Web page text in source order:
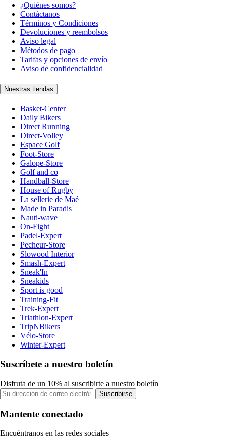
¿Quiénes somos?
Contáctanos
Términos y Condiciones
Devoluciones y reembolsos
Aviso legal
Métodos de pago
Tarifas y opciones de envío
Aviso de confidencialidad
Nuestras tiendas
Basket-Center
Daily Bikers
Direct Running
Direct-Volley
Espace Golf
Foot-Store
Galope-Store
Golf and co
Handball-Store
House of Rugby
La sellerie de Maé
Made in Paradis
Nauti-wave
On-Fight
Padel-Expert
Pecheur-Store
Slowood Interior
Smash-Expert
Sneak'In
Sneakids
Sport is good
Training-Fit
Trek-Expert
Triathlon-Expert
TripNBikers
Vélo-Store
Winter-Expert
Suscríbete a nuestro boletín
Disfruta de un 10% al suscribirte a nuestro boletín
Suscribirse
Mantente conectado
Encuéntranos en las redes sociales